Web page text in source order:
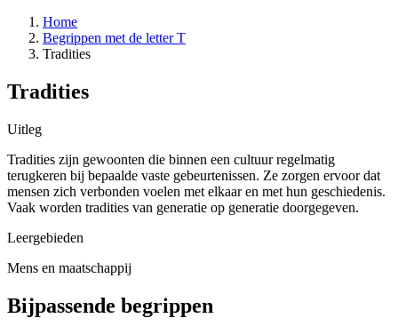
Home
Begrippen met de letter T
Tradities
Tradities
Uitleg
Tradities zijn gewoonten die binnen een cultuur regelmatig
terugkeren bij bepaalde vaste gebeurtenissen. Ze zorgen ervoor dat
mensen zich verbonden voelen met elkaar en met hun geschiedenis.
Vaak worden tradities van generatie op generatie doorgegeven.
Leergebieden
Mens en maatschappij
Bijpassende begrippen